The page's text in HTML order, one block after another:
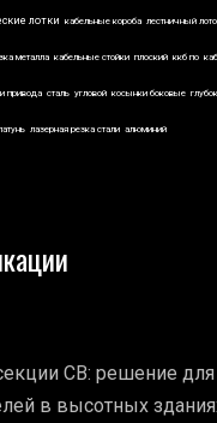
лотки кабельные короба лестничный
металла кабельные стойки плоский ккб по
привода сталь угловой косынки боковые
лазерная резка стали алюминий
СВ: решение
в высотных